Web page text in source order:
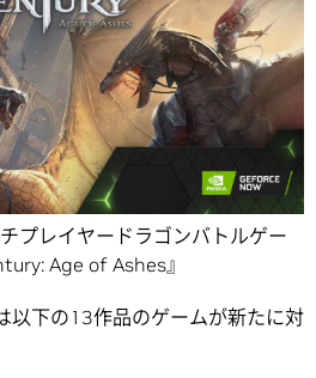
プレイヤードラゴンバトルゲー
Age of Ashes』
以下の13作品のゲームが新たに対